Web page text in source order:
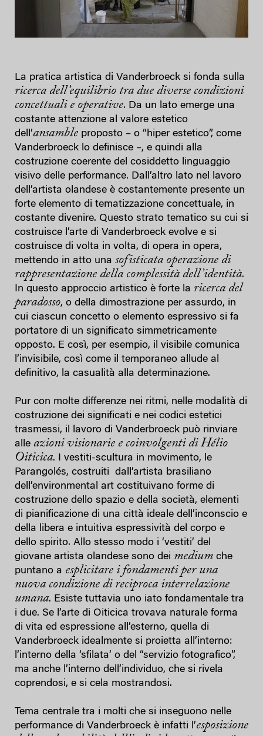
La pratica artistica di Vanderbroeck si fonda sulla
ricerca dell’equilibrio tra due diverse condizioni
concettuali e operative. Da un lato emerge una
costante attenzione al valore estetico
dell’ansamble proposto – o “hiper estetico”, come
Vanderbroeck lo definisce –, e quindi alla
costruzione coerente del cosiddetto linguaggio
visivo delle performance. Dall’altro lato nel lavoro
dell’artista olandese è costantemente presente un
forte elemento di tematizzazione concettuale, in
costante divenire. Questo strato tematico su cui si
costruisce l’arte di Vanderbroeck evolve e si
costruisce di volta in volta, di opera in opera,
mettendo in atto una sofisticata operazione di
rappresentazione della complessità dell’identità.
In questo approccio artistico è forte la ricerca del
paradosso, o della dimostrazione per assurdo, in
cui ciascun concetto o elemento espressivo si fa
portatore di un significato simmetricamente
opposto. E così, per esempio, il visibile comunica
l’invisibile, così come il temporaneo allude al
definitivo, la casualità alla determinazione.
Pur con molte differenze nei ritmi, nelle modalità di
costruzione dei significati e nei codici estetici
trasmessi, il lavoro di Vanderbroeck può rinviare
alle azioni visionarie e coinvolgenti di Hélio
Oiticica. I vestiti-scultura in movimento, le
Parangolés, costruiti dall’artista brasiliano
dell’environmental art costituivano forme di
costruzione dello spazio e della società, elementi
di pianificazione di una città ideale dell’inconscio e
della libera e intuitiva espressività del corpo e
dello spirito. Allo stesso modo i ‘vestiti’ del
giovane artista olandese sono dei medium che
puntano a esplicitare i fondamenti per una
nuova condizione di reciproca interrelazione
umana. Esiste tuttavia uno iato fondamentale tra
i due. Se l’arte di Oiticica trovava naturale forma
di vita ed espressione all’esterno, quella di
Vanderbroeck idealmente si proietta all’interno:
l’interno della ‘sfilata’ o del “servizio fotografico”,
ma anche l’interno dell’individuo, che si rivela
coprendosi, e si cela mostrandosi.
Tema centrale tra i molti che si inseguono nelle
performance di Vanderbroeck è infatti l’esposizione